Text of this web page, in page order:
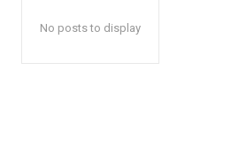
No posts to display